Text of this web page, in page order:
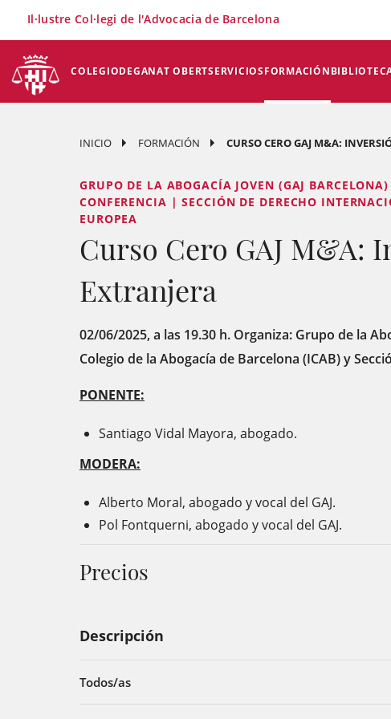
COLEGIODEGANAT OBERTSERVICIOSFORMACIÓN
Il·lustre Col·legi de l'Advocacia de Barcelona
INICIO FORMACIÓN CURSO CERO GAJ M&A:
GRUPO DE LA ABOGACÍA JOVEN (GAJ
CONFERENCIA | SECCIÓN DE DERECHO
EUROPEA
Curso Cero GAJ M&A:
Extranjera
02/06/2025, a las 19.30 h. Organiza: Grupo de la
Colegio de la Abogacía de Barcelona (ICAB) y
PONENTE:
Santiago Vidal Mayora, abogado.
MODERA:
Alberto Moral, abogado y vocal del GAJ.
Pol Fontquerni, abogado y vocal del GAJ.
Precios
Descripción
Todos/as